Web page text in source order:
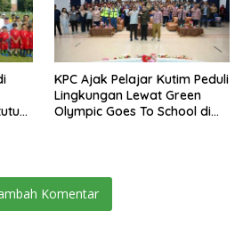
KPC Ajak Pelajar Kutim Peduli
Lingkungan Lewat Green
Olympic Goes To School di
Komentar